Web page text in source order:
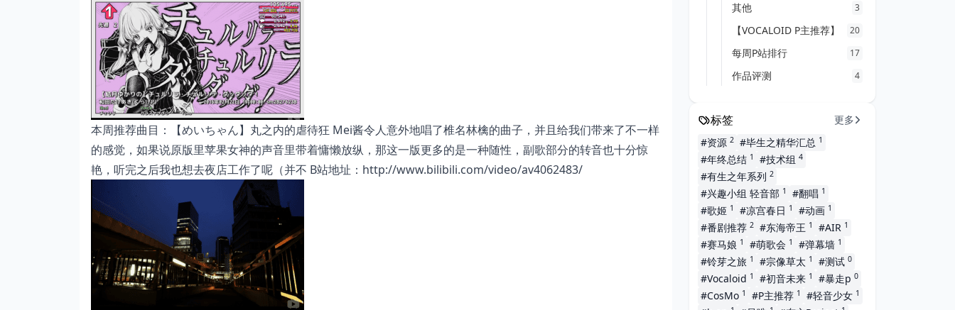
本周推荐曲目：【めいちゃん】丸之内的虐待狂 Mei酱令人意外地唱了椎名林檎的曲子，并且给我们带来了不一样
的感觉，如果说原版里苹果女神的声音里带着慵懒放纵，那这一版更多的是一种随性，副歌部分的转音也十分惊
艳，听完之后我也想去夜店工作了呢（并不 B站地址： http://www.bilibili.com/video/av4062483/
其他 3
【VOCALOID P主推荐】 20
每周P站排行 17
作品评测 4
标签
更多
#资源 2 #毕生之精华汇总 1
#年终总结 1 #技术组 4
#有生之年系列 2
#兴趣小组 轻音部 1 #翻唱 1
#歌姬 1 #凉宫春日 1 #动画 1
#番剧推荐 2 #东海帝王 1 #AIR 1
#赛马娘 1 #萌歌会 1 #弹幕墙 1
#铃芽之旅 1 #宗像草太 1 #测试 0
#Vocaloid 1 #初音未来 1 #暴走p 0
#CosMo 1 #P主推荐 1 #轻音少女 1